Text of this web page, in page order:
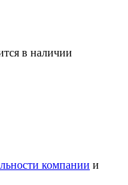
в наличии
компании и